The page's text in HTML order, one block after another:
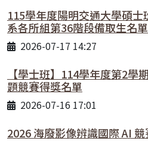
115學年度陽明交通大學碩
系各所組第36階段備取生名
2026-07-17 14:27
【學士班】114學年度第2學
題競賽得獎名單
2026-07-16 17:01
2026 海廢影像辨識國際 AI 競